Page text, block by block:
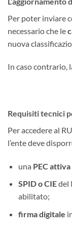
Per poter inviare
necessario che le
nuova
In caso contrario,
Requisiti tecnici
Per accedere al
l’ente deve
una PEC
SPID o CIEdel
abilitato;
firma digitale